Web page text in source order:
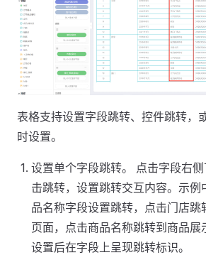
表格支持设置字段跳转、控件跳转，
时设置。
设置单个字段跳转。 点击字段右
击跳转，设置跳转交互内容。示例
品名称字段设置跳转，点击门店跳
页面，点击商品名称跳转到商品展
设置后在字段上呈现跳转标识。